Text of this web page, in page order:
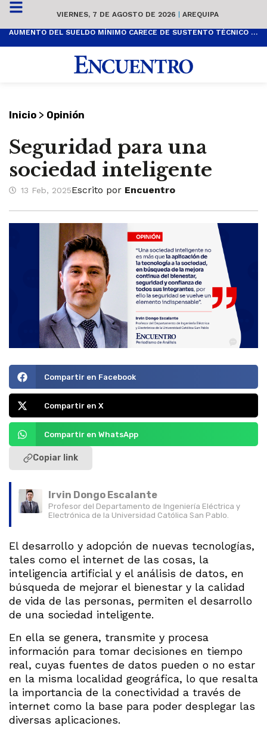
VIERNES, 7 DE AGOSTO DE 2026 | AREQUIPA
AUMENTO DEL SUELDO MÍNIMO CARECE DE SUSTENTO TÉCNICO Y ES POPULISTA
Inicio > Opinión
Seguridad para una
sociedad inteligente
13 Feb, 2025Escrito por Encuentro
Compartir en Facebook
Compartir en X
Compartir en WhatsApp
Copiar link
Irvin Dongo Escalante
Profesor del Departamento de Ingeniería Eléctrica y
Electrónica de la Universidad Católica San Pablo.
El desarrollo y adopción de nuevas tecnologías,
tales como el internet de las cosas, la
inteligencia artificial y el análisis de datos, en
búsqueda de mejorar el bienestar y la calidad
de vida de las personas, permiten el desarrollo
de una sociedad inteligente.
En ella se genera, transmite y procesa
información para tomar decisiones en tiempo
real, cuyas fuentes de datos pueden o no estar
en la misma localidad geográfica, lo que resalta
la importancia de la conectividad a través de
internet como la base para poder desplegar las
diversas aplicaciones.